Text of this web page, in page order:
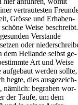
vertrautesten
Grösse und Erhaben-
Weise beschreibt.
Verstande
oder
Heilande selbst ge-
Art und Weise
werden sollte,
dies ausgezeich-
begraben wor-
der Taufe, um dem